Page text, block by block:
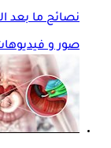
نصائح ما بعد
صور و